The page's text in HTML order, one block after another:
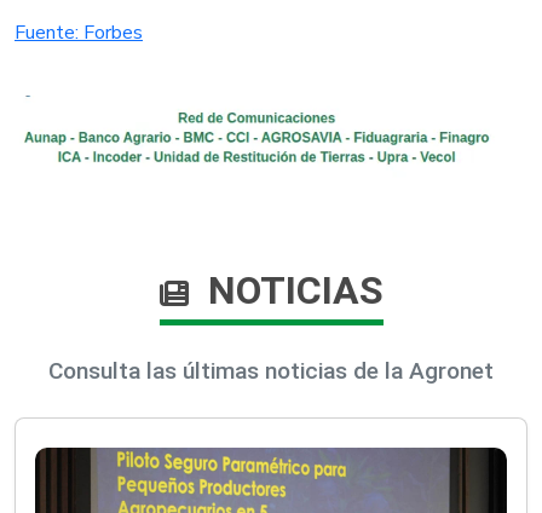
Fuente: Forbes
NOTICIAS
Consulta las últimas noticias de la Agronet